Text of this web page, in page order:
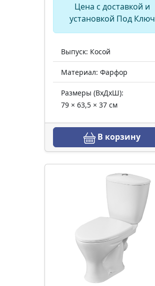
Цена с доставкой и
установкой Под Ключ
Выпуск: Косой
Материал: Фарфор
Размеры (ВхДхШ):
79 × 63,5 × 37 см
В корзину